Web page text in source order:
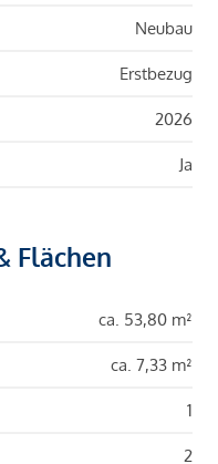
Neubau
Erstbezug
2026
Ja
Flächen
ca. 53,80 m²
ca. 7,33 m²
1
2